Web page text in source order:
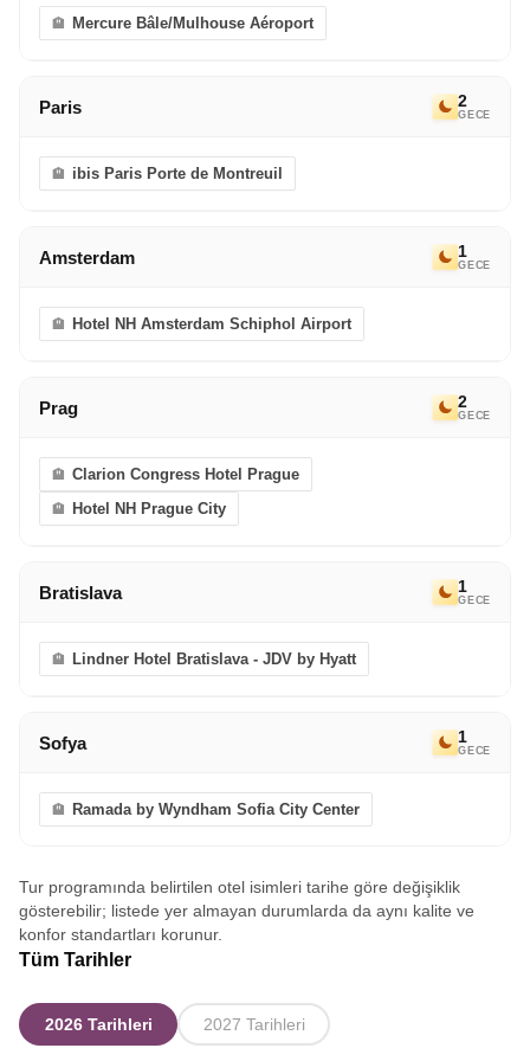
Mercure Bâle/Mulhouse Aéroport
Paris 2
GECE
ibis Paris Porte de Montreuil
Amsterdam 1
GECE
Hotel NH Amsterdam Schiphol Airport
Prag 2
GECE
Clarion Congress Hotel Prague
Hotel NH Prague City
Bratislava 1
GECE
Lindner Hotel Bratislava - JDV by Hyatt
Sofya 1
GECE
Ramada by Wyndham Sofia City Center
Tur programında belirtilen otel isimleri tarihe göre değişiklik
gösterebilir; listede yer almayan durumlarda da aynı kalite ve
konfor standartları korunur.
Tüm Tarihler
2026 Tarihleri 2027 Tarihleri